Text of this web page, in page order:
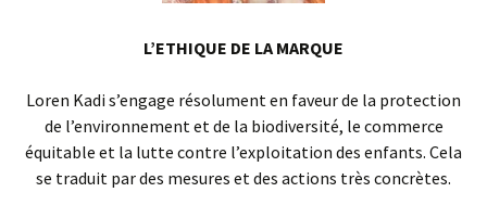
L’ETHIQUE DE LA MARQUE
Loren Kadi s’engage résolument en faveur de la protection
de l’environnement et de la biodiversité, le commerce
équitable et la lutte contre l’exploitation des enfants. Cela
se traduit par des mesures et des actions très concrètes.